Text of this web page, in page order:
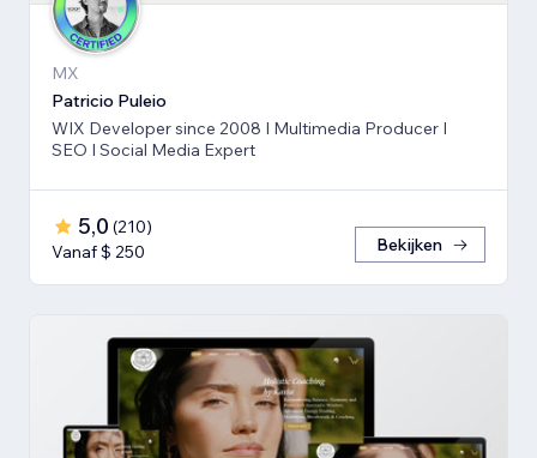
MX
Patricio Puleio
WIX Developer since 2008 I Multimedia Producer I
SEO I Social Media Expert
5,0 (210)
Vanaf $ 250
Bekijken